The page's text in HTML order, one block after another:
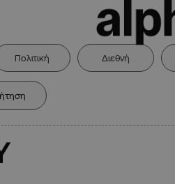
Πολιτική Διεθνή